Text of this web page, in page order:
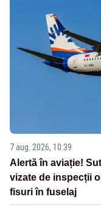
7 aug. 2026, 10:39
Alertă în aviație!
vizate de inspecții
fisuri în fuselaj